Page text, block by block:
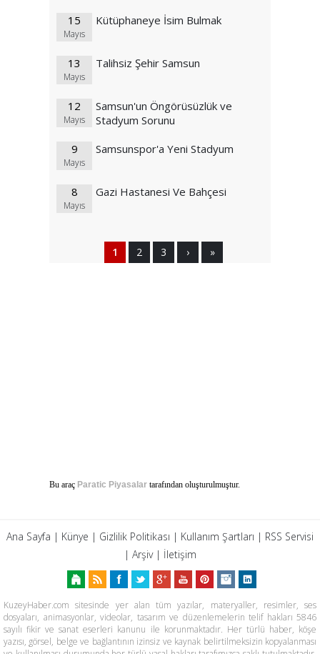
15
Mayıs
Kütüphaneye İsim Bulmak
13
Mayıs
Talihsiz Şehir Samsun
12
Mayıs
Samsun'un Öngörüsüzlük ve
Stadyum Sorunu
9
Mayıs
Samsunspor'a Yeni Stadyum
8
Mayıs
Gazi Hastanesi Ve Bahçesi
1 2 3 › »
Bu araç Paratic Piyasalar tarafından oluşturulmuştur.
Ana Sayfa | Künye | Gizlilik Politikası | Kullanım Şartları | RSS Servisi
| Arşiv| İletişim
KuzeyHaber.com sitesinde yer alan tüm yazılar, materyaller, resimler, ses
dosyaları, animasyonlar, videolar, tasarım ve düzenlemelerin telif hakları 5846
sayılı fikir ve sanat eserleri kanunu ile korunmaktadır. Her türlü haber, köşe
yazısı, görsel, belge ve bağlantının izinsiz ve kaynak belirtilmeksizin kopyalanması